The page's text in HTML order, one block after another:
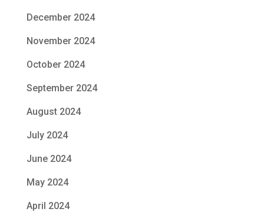
December 2024
November 2024
October 2024
September 2024
August 2024
July 2024
June 2024
May 2024
April 2024